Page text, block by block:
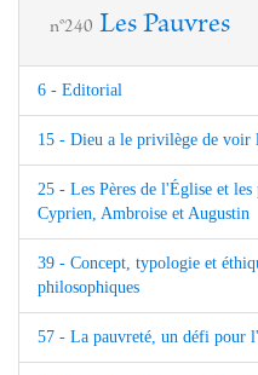
n°240 Les Pauvres
6 - Editorial
15 - Dieu a le privilège de voir
25 - Les Pères de l'Église et
Cyprien, Ambroise et Augustin
39 - Concept, typologie et
philosophiques
57 - La pauvreté, un défi pour